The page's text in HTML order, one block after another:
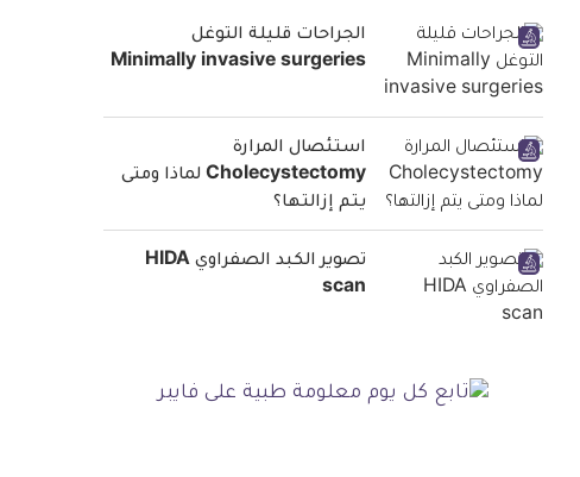
الجراحات قليلة التوغل
Minimally invasive surgeries
استئصال المرارة
Cholecystectomy لماذا ومتى
يتم إزالتها؟
تصوير الكبد الصفراوي HIDA
scan